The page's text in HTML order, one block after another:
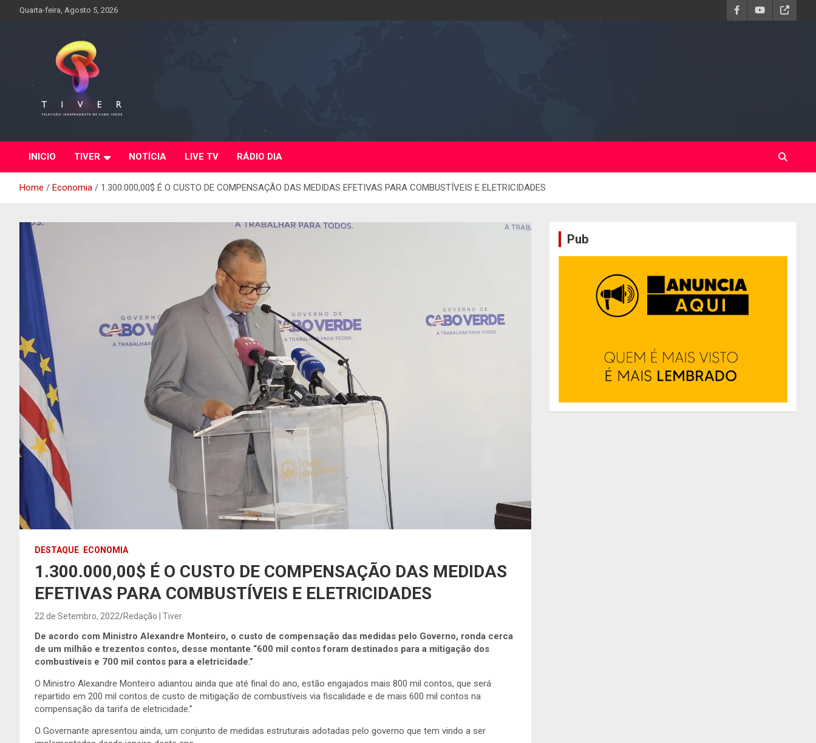
Quarta-feira, Agosto 5, 2026
INICIO TIVER NOTÍCIA LIVE TV RÁDIO DIA
Home Economia 1.300.000,00$ É O CUSTO DE COMPENSAÇÃO DAS MEDIDAS EFETIVAS PARA COMBUSTÍVEIS E ELETRICIDADES
DESTAQUE ECONOMIA
1.300.000,00$ É O CUSTO DE COMPENSAÇÃO DAS MEDIDAS
EFETIVAS PARA COMBUSTÍVEIS E ELETRICIDADES
22 de Setembro, 2022 Redação | Tiver
De acordo com Ministro Alexandre Monteiro, o custo de compensação das medidas pelo Governo, ronda cerca
de um milhão e trezentos contos, desse montante “600 mil contos foram destinados para a mitigação dos
combustíveis e 700 mil contos para a eletricidade.”
O Ministro Alexandre Monteiro adiantou ainda que até final do ano, estão engajados mais 800 mil contos, que será
repartido em 200 mil contos de custo de mitigação de combustíveis via fiscalidade e de mais 600 mil contos na
compensação da tarifa de eletricidade.”
O Governante apresentou ainda, um conjunto de medidas estruturais adotadas pelo governo que tem vindo a ser
Pub